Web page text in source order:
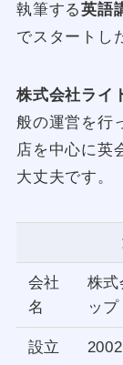
執筆する英語
でスタートし
株式会社ライ
般の運営を行
店を中心に英
大丈夫です。
会社
名
株式
ップ
設立